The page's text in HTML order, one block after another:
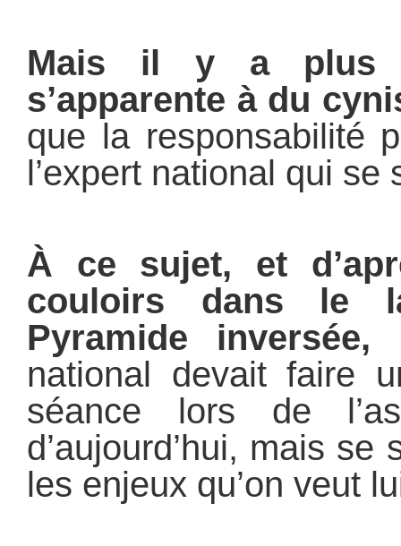
Mais il y a plus
s’apparente à du
que la responsabilité
l’expert national qui se
À ce sujet, et
couloirs dans le
Pyramide inversée,
national devait faire
séance lors de
d’aujourd’hui, mais
les enjeux qu’on veut